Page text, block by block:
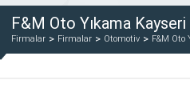
F&M Oto Yıkama Kayseri
Firmalar Firmalar Otomotiv F&M Oto